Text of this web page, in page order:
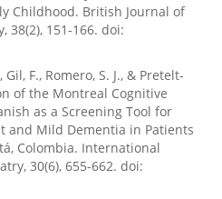
Childhood. British Journal of
38(2), 151-166. doi:
F., Romero, S. J., & Pretelt-
of the Montreal Cognitive
as a Screening Tool for
and Mild Dementia in Patients
Colombia. International
30(6), 655-662. doi: